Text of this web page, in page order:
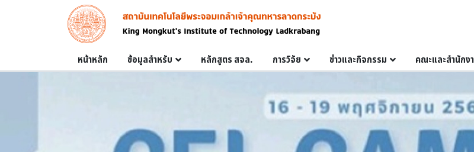
Skip to main content
Image
Main navigation
หน้าหลัก ข้อมูลสำหรับ หลักสูตร สจล. การวิจัย ข่าวและกิจกรรม คณะและสำนักง